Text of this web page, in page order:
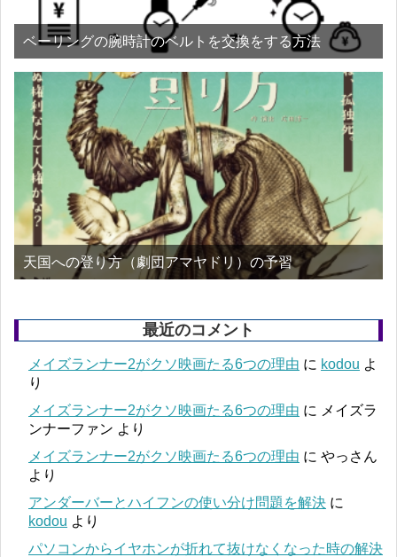
ベーリングの腕時計のベルトを交換をする方法
天国への登り方（劇団アマヤドリ）の予習
最近のコメント
メイズランナー2がクソ映画たる6つの理由 に kodou よ
り
メイズランナー2がクソ映画たる6つの理由 に メイズラ
ンナーファン より
メイズランナー2がクソ映画たる6つの理由 に やっさん
より
アンダーバーとハイフンの使い分け問題を解決 に
kodou より
パソコンからイヤホンが折れて抜けなくなった時の解決